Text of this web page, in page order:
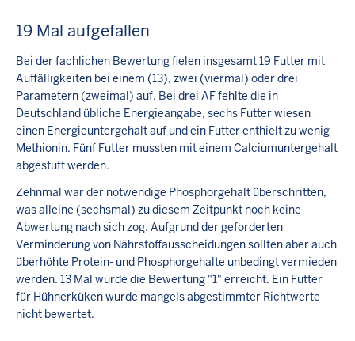
19 Mal aufgefallen
Bei der fachlichen Bewertung fielen insgesamt 19 Futter mit
Auffälligkeiten bei einem (13), zwei (viermal) oder drei
Parametern (zweimal) auf. Bei drei AF fehlte die in
Deutschland übliche Energieangabe, sechs Futter wiesen
einen Energieuntergehalt auf und ein Futter enthielt zu wenig
Methionin. Fünf Futter mussten mit einem Calciumuntergehalt
abgestuft werden.
Zehnmal war der notwendige Phosphorgehalt überschritten,
was alleine (sechsmal) zu diesem Zeitpunkt noch keine
Abwertung nach sich zog. Aufgrund der geforderten
Verminderung von Nährstoffausscheidungen sollten aber auch
überhöhte Protein- und Phosphorgehalte unbedingt vermieden
werden. 13 Mal wurde die Bewertung "1" erreicht. Ein Futter
für Hühnerküken wurde mangels abgestimmter Richtwerte
nicht bewertet.